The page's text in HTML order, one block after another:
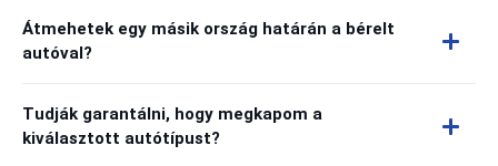
Átmehetek egy másik ország határán a bérelt
autóval?
Tudják garantálni, hogy megkapom a
kiválasztott autótípust?